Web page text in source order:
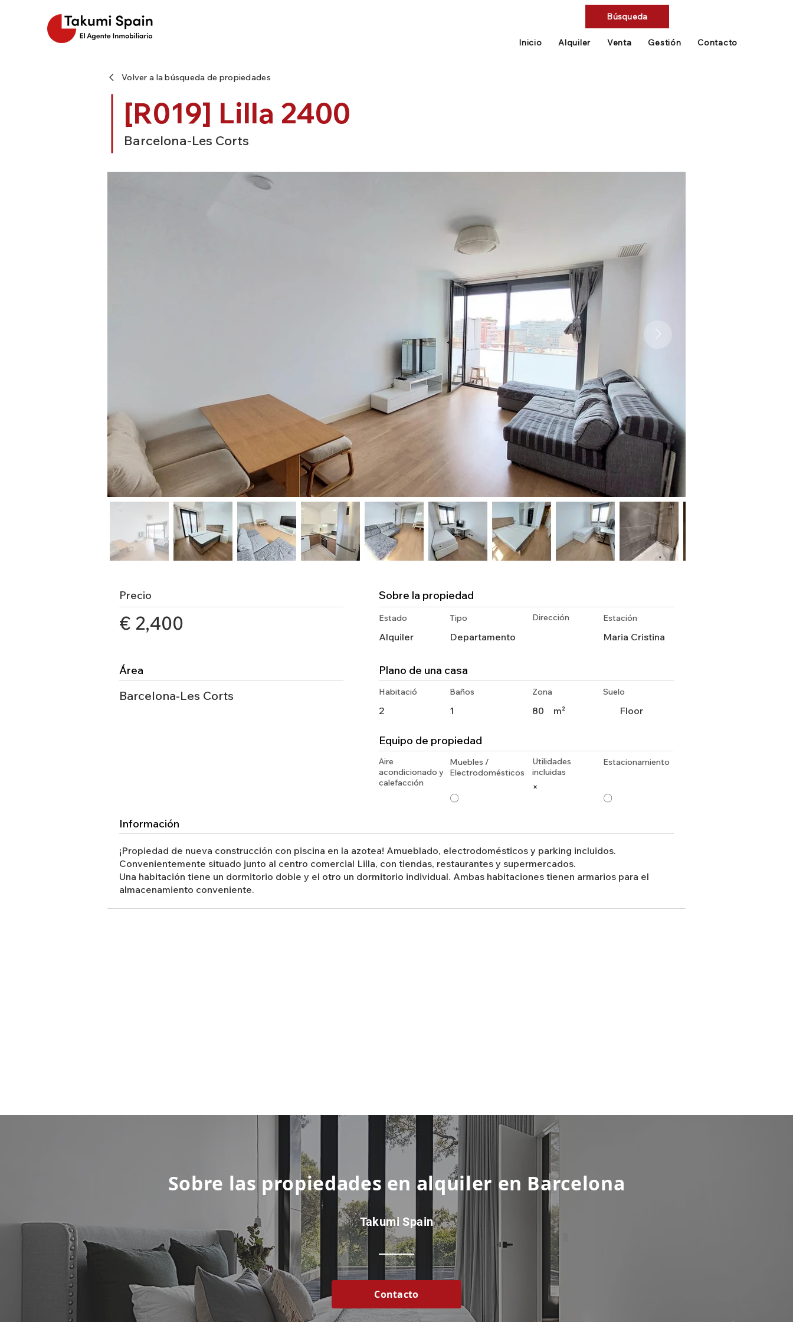
Búsqueda
Inicio Alquiler Venta Gestión Contacto
Volver a la búsqueda de propiedades
[R019] Lilla 2400
Barcelona-Les Corts
Precio
€ 2,400
Área
Barcelona-Les Corts
Sobre la propiedad
Estado
Alquiler
Tipo
Departamento
Dirección Estación
Maria Cristina
Plano de una casa
Habitació Baños Zona Suelo
2 1 80 m² Floor
Equipo de propiedad
Aire
acondicionado y
calefacción
Muebles /
Electrodomésticos
〇
Utilidades
incluidas
×
Estacionamiento
〇
Información
¡Propiedad de nueva construcción con piscina en la azotea! Amueblado, electrodomésticos y parking incluidos.
Convenientemente situado junto al centro comercial Lilla, con tiendas, restaurantes y supermercados.
Una habitación tiene un dormitorio doble y el otro un dormitorio individual. Ambas habitaciones tienen armarios para el
almacenamiento conveniente.
Sobre las propiedades en alquiler en Barcelona
Takumi Spain
Contacto